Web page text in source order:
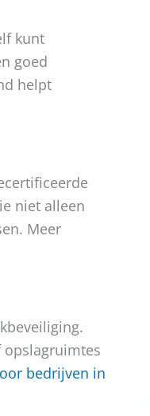
kunt
goed
helpt
niet alleen
Meer
opslagruimtes
bedrijven in